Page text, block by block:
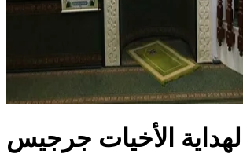
الأخيات جرجيس